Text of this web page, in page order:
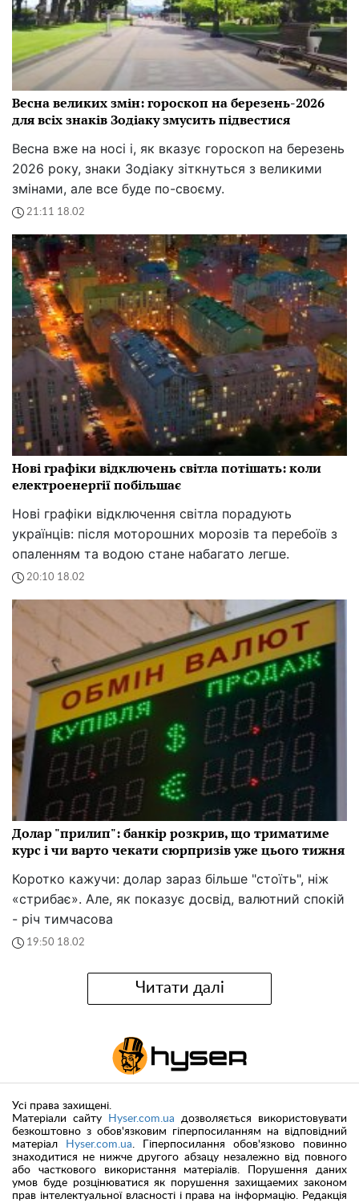
Весна великих змін: гороскоп на березень-2026
для всіх знаків Зодіаку змусить підвестися
Весна вже на носі і, як вказує гороскоп на березень
2026 року, знаки Зодіаку зіткнуться з великими
змінами, але все буде по-своєму.
21:11 18.02
Нові графіки відключень світла потішать: коли
електроенергії побільшає
Нові графіки відключення світла порадують
українців: після моторошних морозів та перебоїв з
опаленням та водою стане набагато легше.
20:10 18.02
Долар "прилип": банкір розкрив, що триматиме
курс і чи варто чекати сюрпризів уже цього тижня
Коротко кажучи: долар зараз більше "стоїть", ніж
«стрибає». Але, як показує досвід, валютний спокій
- річ тимчасова
19:50 18.02
Читати далі
Усі права захищені.
Матеріали сайту
Hyser.com.ua дозволяється використовувати
безкоштовно з обов'язковим гіперпосиланням на відповідний
матеріал
Hyser.com.ua . Гіперпосилання обов'язково повинно
знаходитися не нижче другого абзацу незалежно від повного
або часткового використання матеріалів. Порушення даних
умов буде розцінюватися як порушення захищаемих законом
прав інтелектуальної власності і права на інформацію. Редакція